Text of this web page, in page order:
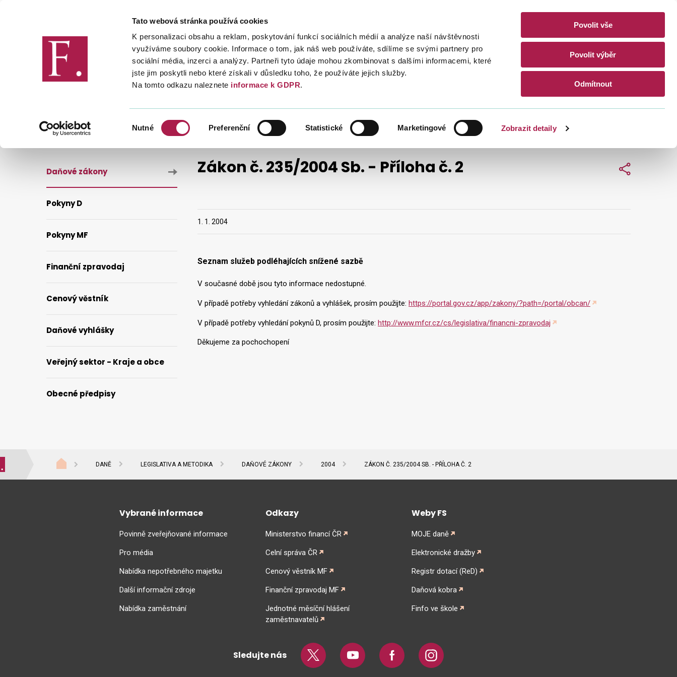
Tato webová stránka používá cookies
K personalizaci obsahu a reklam, poskytování funkcí sociálních médií a analýze naší návštěvnosti
využíváme soubory cookie. Informace o tom, jak náš web používáte, sdílíme se svými partnery pro
sociální média, inzerci a analýzy. Partneři tyto údaje mohou zkombinovat s dalšími informacemi, které
jste jim poskytli nebo které získali v důsledku toho, že používáte jejich služby.
Na tomto odkazu naleznete informace k GDPR.
Nutné Preferenční Statistické Marketingové Zobrazit detaily
Povolit vše
Povolit výběr
Odmítnout
Finanční správa Daně Mezinárodní spolupráce Kontakty CZ EN
Zákon č. 235/2004 Sb. - Příloha č. 2 Sdílet
1. 1. 2004
Seznam služeb podléhajících snížené sazbě
V současné době jsou tyto informace nedostupné.
V případě potřeby vyhledání zákonů a vyhlášek, prosím použijte: https://portal.gov.cz/app/zakony/?path=/portal/obcan/
V případě potřeby vyhledání pokynů D, prosím použijte: http://www.mfcr.cz/cs/legislativa/financni-zpravodaj
Děkujeme za pochochopení
Daňové zákony
Pokyny D
Pokyny MF
Finanční zpravodaj
Cenový věstník
Daňové vyhlášky
Veřejný sektor - Kraje a obce
Obecné předpisy
DANĚ LEGISLATIVA A METODIKA DAŇOVÉ ZÁKONY 2004 ZÁKON Č. 235/2004 SB. - PŘÍLOHA Č. 2
Vybrané informace
Povinně zveřejňované informace
Pro média
Nabídka nepotřebného majetku
Další informační zdroje
Nabídka zaměstnání
Odkazy
Ministerstvo financí ČR
Celní správa ČR
Cenový věstník MF
Finanční zpravodaj MF
Jednotné měsíční hlášení
zaměstnavatelů
Weby FS
MOJE daně
Elektronické dražby
Registr dotací (ReD)
Daňová kobra
Finfo ve škole
Sledujte nás Twitter Youtube Facebook Instagram